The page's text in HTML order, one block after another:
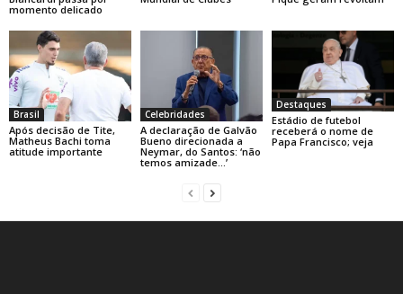
momento delicado
Brasil
Após decisão de Tite,
Matheus Bachi toma
atitude importante
Celebridades
A declaração de Galvão
Bueno direcionada a
Neymar, do Santos: ‘não
temos amizade…’
Destaques
Estádio de futebol
receberá o nome de
Papa Francisco; veja